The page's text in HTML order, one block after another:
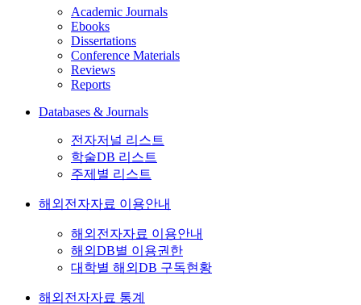
Academic Journals
Ebooks
Dissertations
Conference Materials
Reviews
Reports
Databases & Journals
전자저널 리스트
학술DB 리스트
주제별 리스트
해외전자자료 이용안내
해외전자자료 이용안내
해외DB별 이용권한
대학별 해외DB 구독현황
해외전자자료 통계